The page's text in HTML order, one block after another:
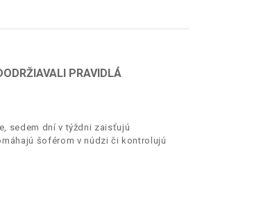
PRAVIDLÁ
sedem dní v týždni zaisťujú
šoférom v núdzi či kontrolujú